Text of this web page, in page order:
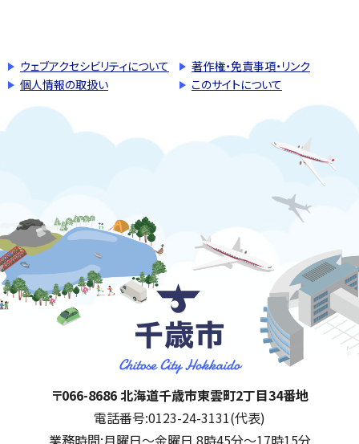
ウェブアクセシビリティについて
著作権・免責事項・リンク
個人情報の取扱い
このサイトについて
千歳市
住所:
〒066-8686 北海道千歳市東雲町2丁目34番地
電話番号:0123-24-3131(代表)
業務時間:月曜日～金曜日 8時45分～17時15分